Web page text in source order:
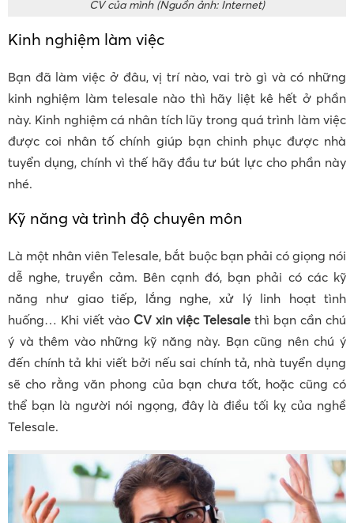
CV của mình (Nguồn ảnh: Internet)
Kinh nghiệm làm việc
Bạn đã làm việc ở đâu, vị trí nào, vai trò gì và có những
kinh nghiệm làm telesale nào thì hãy liệt kê hết ở phần
này. Kinh nghiệm cá nhân tích lũy trong quá trình làm việc
được coi nhân tố chính giúp bạn chinh phục được nhà
tuyển dụng, chính vì thế hãy đầu tư bút lực cho phần này
nhé.
Kỹ năng và trình độ chuyên môn
Là một nhân viên Telesale, bắt buộc bạn phải có giọng nói
dễ nghe, truyền cảm. Bên cạnh đó, bạn phải có các kỹ
năng như giao tiếp, lắng nghe, xử lý linh hoạt tình
huống… Khi viết vào CV xin việc Telesale thì bạn cần chú
ý và thêm vào những kỹ năng này. Bạn cũng nên chú ý
đến chính tả khi viết bởi nếu sai chính tả, nhà tuyển dụng
sẽ cho rằng văn phong của bạn chưa tốt, hoặc cũng có
thể bạn là người nói ngọng, đây là điều tối kỵ của nghề
Telesale.